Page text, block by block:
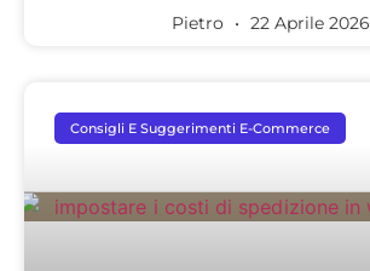
Pietro 22 Aprile 2026
Consigli E Suggerimenti E-Commerce